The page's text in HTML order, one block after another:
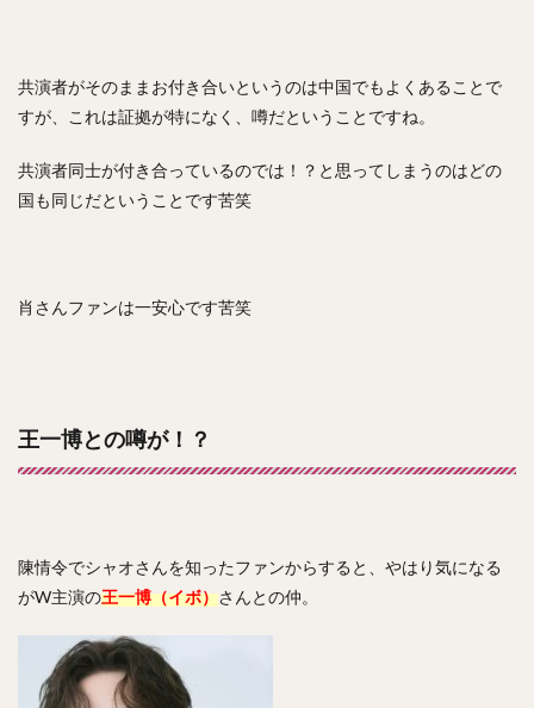
共演者がそのままお付き合いというのは中国でもよくあることで
すが、これは証拠が特になく、噂だということですね。
共演者同士が付き合っているのでは！？と思ってしまうのはどの
国も同じだということです苦笑
肖さんファンは一安心です苦笑
王一博との噂が！？
陳情令でシャオさんを知ったファンからすると、やはり気になる
がW主演の王一博（イボ）さんとの仲。